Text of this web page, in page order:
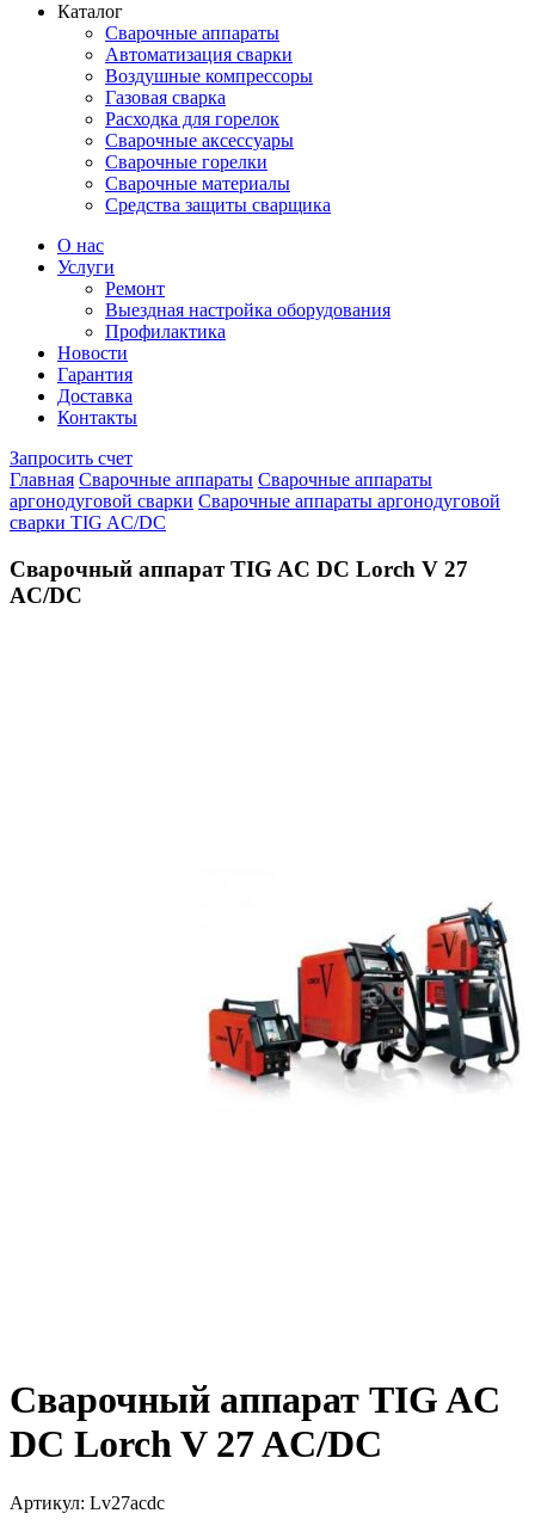
Каталог
Сварочные аппараты
Автоматизация сварки
Воздушные компрессоры
Газовая сварка
Расходка для горелок
Сварочные аксессуары
Сварочные горелки
Сварочные материалы
Средства защиты сварщика
О нас
Услуги
Ремонт
Выездная настройка оборудования
Профилактика
Новости
Гарантия
Доставка
Контакты
Запросить счет
Главная Сварочные аппараты Сварочные аппараты
аргонодуговой сварки Сварочные аппараты аргонодуговой
сварки TIG AC/DC
Сварочный аппарат TIG AC DC Lorch V 27
AC/DC
Сварочный аппарат TIG AC
DC Lorch V 27 AC/DC
Артикул: Lv27acdc